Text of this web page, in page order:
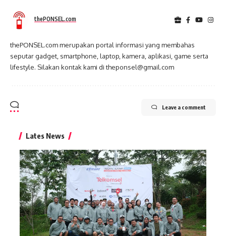
thePONSEL.com
thePONSEL.com merupakan portal informasi yang membahas
seputar gadget, smartphone, laptop, kamera, aplikasi, game serta
lifestyle. Silakan kontak kami di theponsel@gmail.com
Leave a comment
Lates News